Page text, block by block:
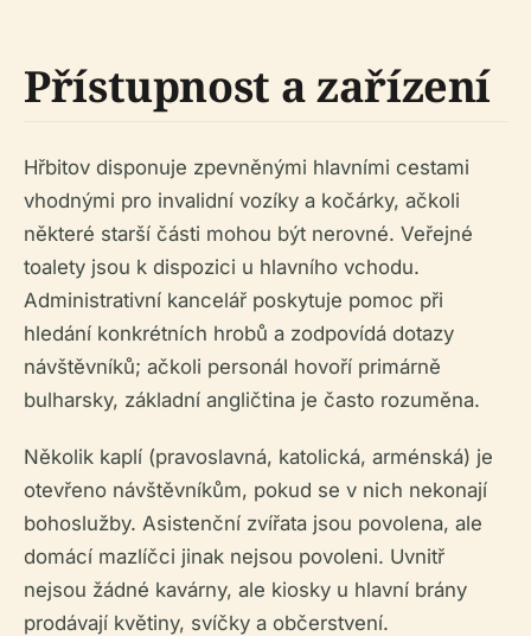
Přístupnost a zařízení
Hřbitov disponuje zpevněnými hlavními cestami
vhodnými pro invalidní vozíky a kočárky, ačkoli
některé starší části mohou být nerovné. Veřejné
toalety jsou k dispozici u hlavního vchodu.
Administrativní kancelář poskytuje pomoc při
hledání konkrétních hrobů a zodpovídá dotazy
návštěvníků; ačkoli personál hovoří primárně
bulharsky, základní angličtina je často rozuměna.
Několik kaplí (pravoslavná, katolická, arménská) je
otevřeno návštěvníkům, pokud se v nich nekonají
bohoslužby. Asistenční zvířata jsou povolena, ale
domácí mazlíčci jinak nejsou povoleni. Uvnitř
nejsou žádné kavárny, ale kiosky u hlavní brány
prodávají květiny, svíčky a občerstvení.